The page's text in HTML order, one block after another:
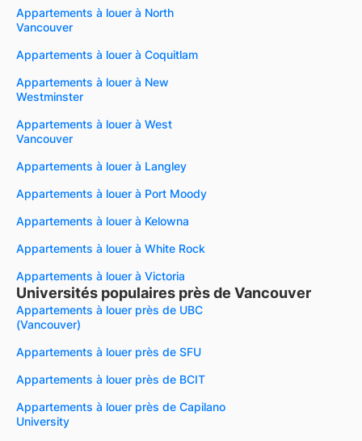
Appartements à louer à North
Vancouver
Appartements à louer à Coquitlam
Appartements à louer à New
Westminster
Appartements à louer à West
Vancouver
Appartements à louer à Langley
Appartements à louer à Port Moody
Appartements à louer à Kelowna
Appartements à louer à White Rock
Appartements à louer à Victoria
Universités populaires près de Vancouver
Appartements à louer près de UBC
(Vancouver)
Appartements à louer près de SFU
Appartements à louer près de BCIT
Appartements à louer près de Capilano
University